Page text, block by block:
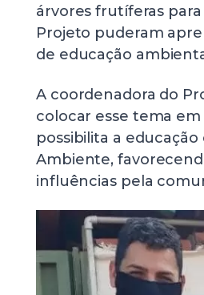
árvores frutíferas
Projeto puderam
de educação
A coordenadora do
colocar esse tema
possibilita a
Ambiente,
influências pela